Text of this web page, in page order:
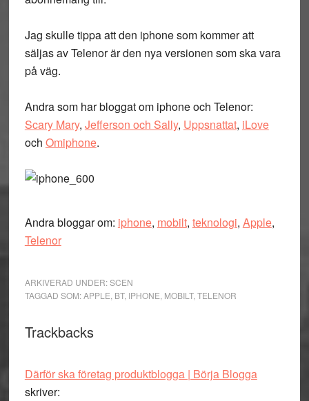
Jag skulle tippa att den iphone som kommer att
säljas av Telenor är den nya versionen som ska vara
på väg.
Andra som har bloggat om iphone och Telenor:
Scary Mary, Jefferson och Sally, Uppsnattat, iLove
och Omiphone.
Andra bloggar om: iphone, mobilt, teknologi, Apple,
Telenor
ARKIVERAD UNDER:SCEN
TAGGAD SOM:APPLE BT, IPHONE MOBILT, TELENOR
Läsarkommentarer
Trackbacks
Därför ska företag produktblogga | Börja Blogga
skriver: